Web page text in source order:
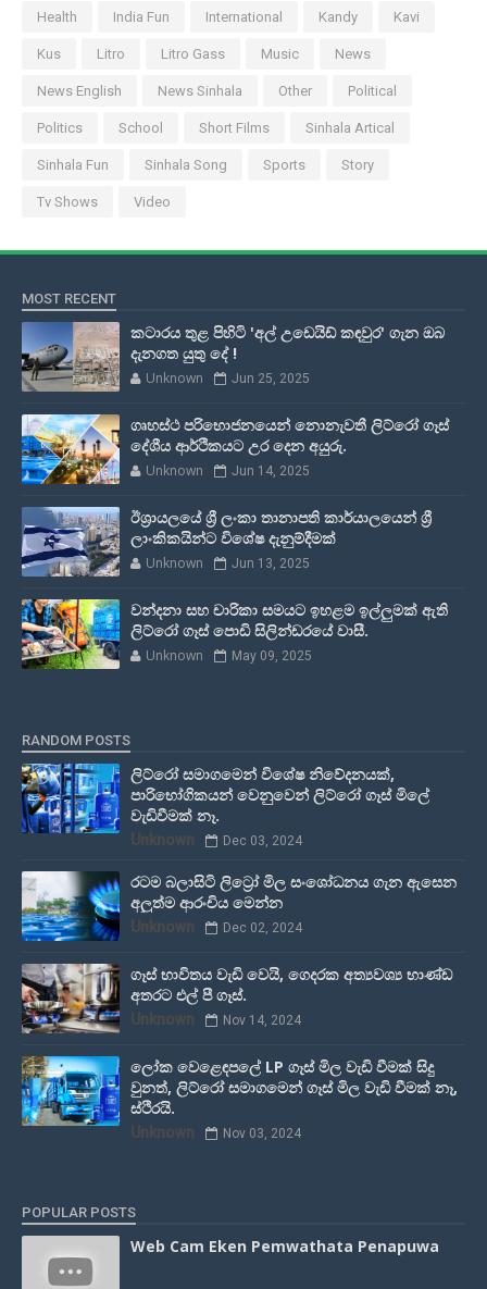
Health India Fun International Kandy Kavi
Kus Litro Litro Gass Music News
News English News Sinhala Other Political
Politics School Short Films Sinhala Artical
Sinhala Fun Sinhala Song Sports Story
Tv Shows Video
MOST RECENT
කටාරය තුළ පිහිටි 'අල් උඩෙයිඩ් කඳවුර' ගැන ඔබ
දැනගත යුතු දේ !
Unknown Jun 25, 2025
ගෘහස්ථ පරිභොජනයෙන් නොනැවතී ලිට්රෝ ගෑස්
දේශීය ආර්ථිකයට උර දෙන අයුරු.
Unknown Jun 14, 2025
ඊශ්‍රායලයේ ශ්‍රී ලංකා තානාපති කාර්යාලයෙන් ශ්‍රී
ලාංකිකයින්ට විශේෂ දැනුම්දීමක්
Unknown Jun 13, 2025
වන්දනා සහ චාරිකා සමයට ඉහළම ඉල්ලුමක් ඇති
ලිට්රෝ ගෑස් පොඩි සිලින්ඩරයේ වාසී.
Unknown May 09, 2025
RANDOM POSTS
ලිට්රෝ සමාගමෙන් විශේෂ නිවේදනයක්,
පාරිභෝගිකයන් වෙනුවෙන් ලිට්රෝ ගෑස් මිලේ
වැඩිවීමක් නෑ.
Unknown Dec 03, 2024
රටම බලාසිටි ලිට්‍රෝ මිල සංශෝධනය ගැන ඇසෙන
අලුත්ම ආරංචිය මෙන්න
Unknown Dec 02, 2024
ගෑස් භාවිතය වැඩි වෙයි, ගෙදරක අත්‍යවශ්‍ය භාණ්ඩ
අතරට එල් පී ගෑස්.
Unknown Nov 14, 2024
ලෝක වෙළෙඳපලේ LP ගෑස් මිල වැඩි වීමක් සිදු
වුනත්, ලිට්රෝ සමාගමෙන් ගෑස් මිල වැඩි වීමක් නෑ,
ස්ථිරයි.
Unknown Nov 03, 2024
POPULAR POSTS
Web Cam Eken Pemwathata Penapuwa